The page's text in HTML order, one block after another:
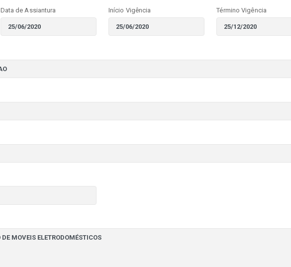
Data de Assiantura Início Vigência Término Vigência